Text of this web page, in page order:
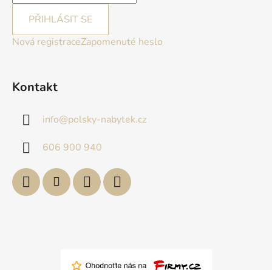
PŘIHLÁSIT SE
Nová registraceZapomenuté heslo
Kontakt
info@polsky-nabytek.cz
606 900 940